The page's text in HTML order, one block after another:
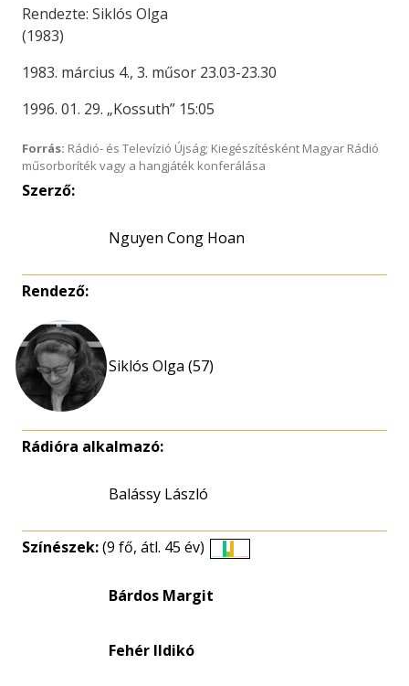
Rendezte: Siklós Olga
(1983)
1983. március 4., 3. műsor 23.03-23.30
1996. 01. 29. „Kossuth” 15:05
Forrás: Rádió- és Televízió Újság; Kiegészítésként Magyar Rádió
műsorboríték vagy a hangjáték konferálása
Szerző:
Nguyen Cong Hoan
Rendező:
Siklós Olga (57)
Rádióra alkalmazó:
Balássy László
Színészek:(9 fő, átl. 45 év)
Bárdos Margit
Fehér Ildikó